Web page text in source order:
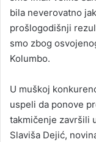
bila neverovatno
prošlogodišnji
smo zbog
Kolumbo.
U muškoj
uspeli da ponove
takmičenje završili
Slaviša Dejić,